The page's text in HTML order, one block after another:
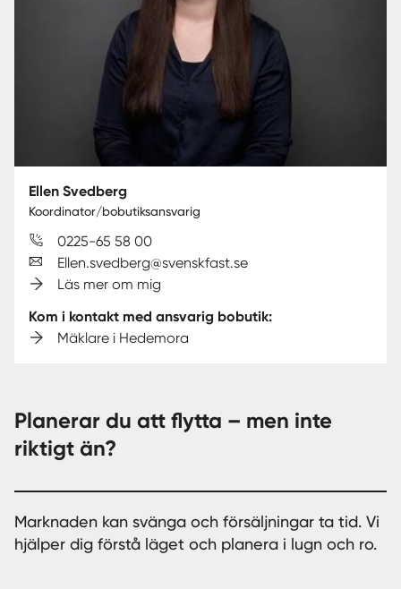
Ellen Svedberg
Koordinator/bobutiksansvarig
0225-65 58 00
Ellen.svedberg@svenskfast.se
Läs mer om mig
Kom i kontakt med ansvarig bobutik:
Mäklare i Hedemora
Planerar du att flytta – men inte
riktigt än?
Marknaden kan svänga och försäljningar ta tid. Vi
hjälper dig förstå läget och planera i lugn och ro.